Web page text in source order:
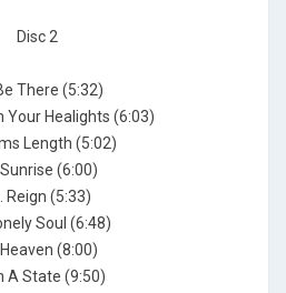
Disc 2
There (5:32)
Your Healights (6:03)
Length (5:02)
(6:00)
Reign (5:33)
Soul (6:48)
(8:00)
A State (9:50)